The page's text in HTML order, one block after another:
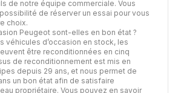
de notre équipe commerciale. Vous
de réserver un essai pour vous
choix.
Peugeot sont-elles en bon état ?
véhicules d’occasion en stock, les
être reconditionnées en cinq
de reconditionnement est mis en
depuis 29 ans, et nous permet de
un bon état afin de satisfaire
propriétaire. Vous pouvez en savoir